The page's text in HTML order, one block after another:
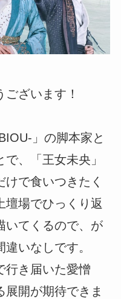
ざいます！
」の脚本家と
、「王女未央」
で食いつきたく
壇場でひっくり返
いてくるので、が
いなしです。
行き届いた愛憎
展開が期待できま